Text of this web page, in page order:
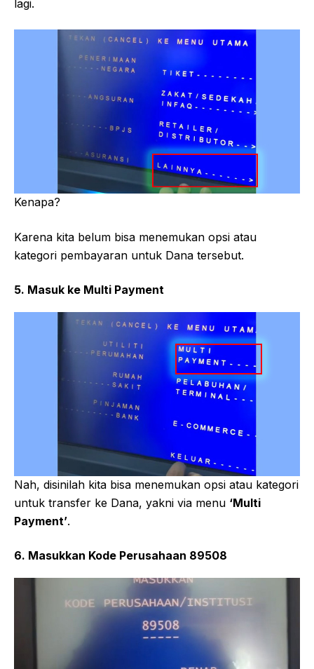
lagi.
Kenapa?
Karena kita belum bisa menemukan opsi atau
kategori pembayaran untuk Dana tersebut.
5. Masuk ke Multi Payment
Nah, disinilah kita bisa menemukan opsi atau kategori
untuk transfer ke Dana, yakni via menu ‘Multi
Payment’.
6. Masukkan Kode Perusahaan 89508